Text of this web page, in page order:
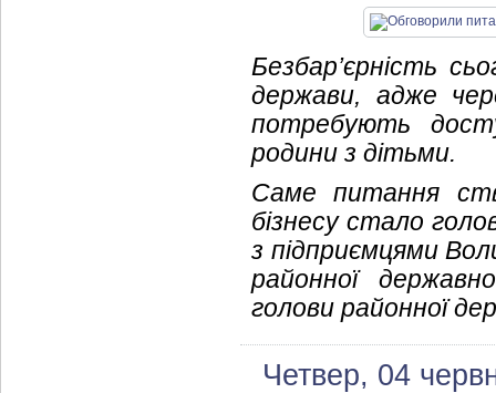
Безбар’єрність
держави, адже
потребують
родини з дітьми.
Саме питання
бізнесу стало
з підприємцями
районної
голови районної
Четвер, 04